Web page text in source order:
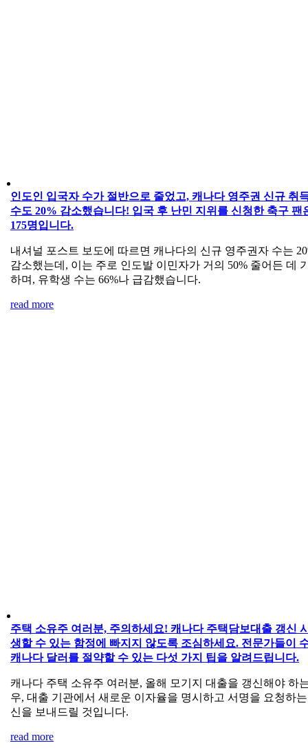
인도인 입국자 수가 절반으로 줄었고, 캐나다 영주권 신규 취
수도 20% 감소했습니다! 입국 후 난민 지위를 신청한 축구 팬
175명입니다.
내셔널 포스트 보도에 따르면 캐나다의 신규 영주권자 수는
감소했는데, 이는 주로 인도발 이민자가 거의 50% 줄어든 데
하며, 유학생 수는 66%나 급감했습니다.
read more
주택 소유주 여러분, 주의하세요! 캐나다 주택담보대출 갱신
생할 수 있는 함정에 빠지지 않도록 조심하세요. 전문가들이
캐나다 달러를 절약할 수 있는 다섯 가지 팁을 알려드립니다.
캐나다 주택 소유주 여러분, 올해 모기지 대출을 갱신해야 하
우, 대출 기관에서 새로운 이자율을 명시하고 서명을 요청하
신을 보내드릴 것입니다.
read more